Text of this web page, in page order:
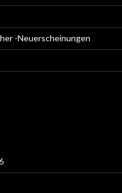
-Neuerscheinungen